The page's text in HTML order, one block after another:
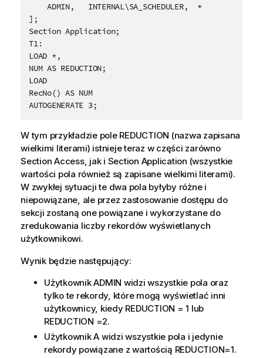
    ADMIN,   INTERNAL\SA_SCHEDULER,  *
];
Section Application;
T1:
LOAD *,
NUM AS REDUCTION;
LOAD
RecNo() AS NUM
W tym przykładzie pole REDUCTION (nazwa zapisana
wielkimi literami) istnieje teraz w części zarówno
Section Access, jak i Section Application (wszystkie
wartości pola również są zapisane wielkimi literami).
W zwykłej sytuacji te dwa pola byłyby różne i
niepowiązane, ale przez zastosowanie dostępu do
sekcji zostaną one powiązane i wykorzystane do
zredukowania liczby rekordów wyświetlanych
użytkownikowi.
Wynik będzie następujący:
UżytkownikADMIN widzi wszystkie pola oraz
tylko te rekordy, które mogą wyświetlać inni
użytkownicy, kiedy REDUCTION = 1 lub
REDUCTION =2.
UżytkownikA widzi wszystkie pola i jedynie
rekordy powiązane z wartością REDUCTION=1.